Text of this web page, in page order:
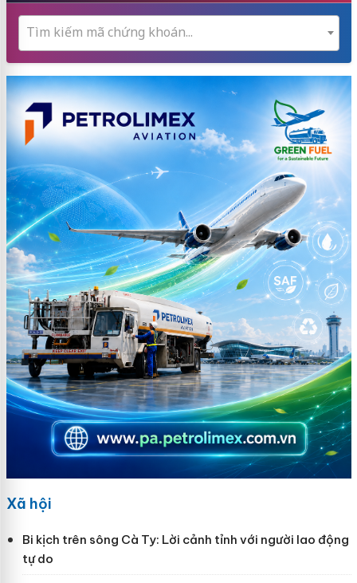
Tìm kiếm mã chứng khoán...
Xã hội
Bi kịch trên sông Cà Ty: Lời cảnh tỉnh với người lao động
tự do